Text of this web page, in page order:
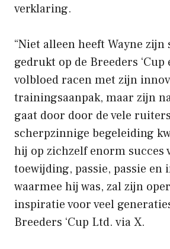
verklaring.
“Niet alleen heeft Wayne zijn
gedrukt op de Breeders
volbloed racen met zijn
trainingsaanpak, maar zijn
gaat door door de vele
scherpzinnige begeleiding
hij op zichzelf enorm succes
toewijding, passie, passie en
waarmee hij was, zal zijn
inspiratie voor veel
Breeders ‘Cup Ltd. via X.